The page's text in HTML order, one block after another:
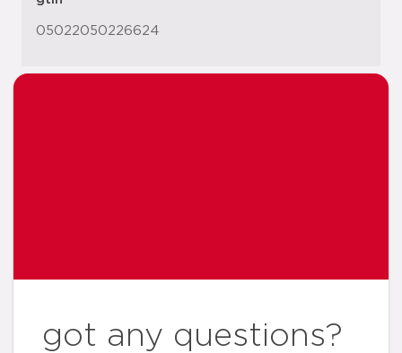
05022050226624
got any questions?